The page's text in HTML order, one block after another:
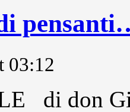
03:12
di don